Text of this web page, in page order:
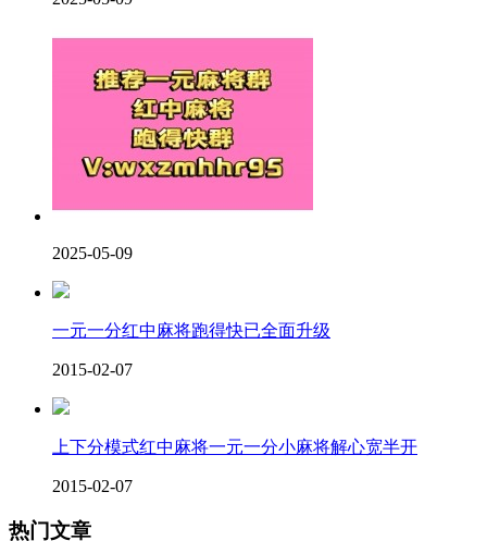
2025-05-09
一元一分红中麻将跑得快已全面升级
2015-02-07
上下分模式红中麻将一元一分小麻将解心宽半开
2015-02-07
热门文章